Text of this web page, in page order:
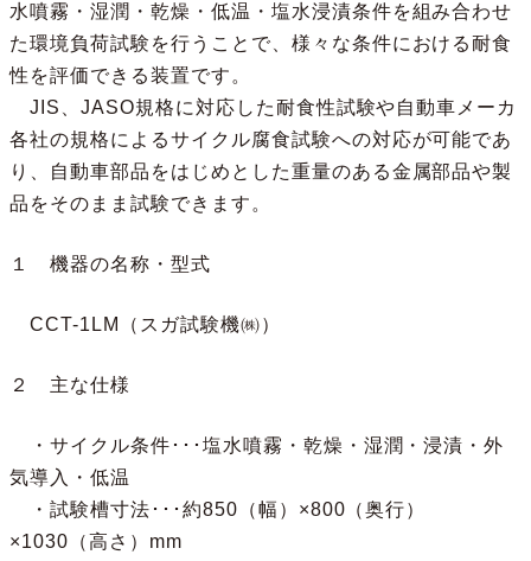
水噴霧・湿潤・乾燥・低温・塩水浸漬条件を組み合わせ
た環境負荷試験を行うことで、様々な条件における耐食
性を評価できる装置です。
JIS、JASO規格に対応した耐食性試験や自動車メーカ
各社の規格によるサイクル腐食試験への対応が可能であ
り、自動車部品をはじめとした重量のある金属部品や製
品をそのまま試験できます。
１ 機器の名称・型式
CCT-1LM（スガ試験機㈱）
２ 主な仕様
・サイクル条件･･･塩水噴霧・乾燥・湿潤・浸漬・外
気導入・低温
・試験槽寸法･･･約850（幅）×800（奥行）
×1030（高さ）mm